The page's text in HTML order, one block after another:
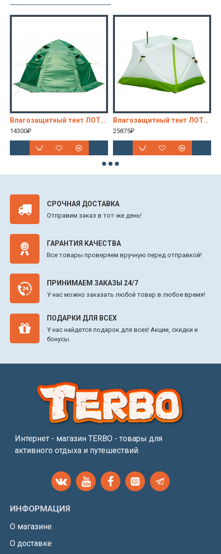
Влагозащитный тент ЛОТОС 5У-1
14300₽
Влагозащитный тент ЛОТОС Куб
25875₽
СРОЧНАЯ ДОСТАВКА
Отправим заказ в тот-же день!
ГАРАНТИЯ КАЧЕСТВА
Все товары проверяем вручную перед отправкой!
ПРИНИМАЕМ ЗАКАЗЫ 24/7
У нас можно заказать любой товар в любое время!
ПОДАРКИ ДЛЯ ВСЕХ
У нас найдется подарок для всех! Акции, скидки и
бонусы.
Интернет - магазин TERBO - товары для
активного отдыха и путешествий.
ИНФОРМАЦИЯ
О магазине
О доставке